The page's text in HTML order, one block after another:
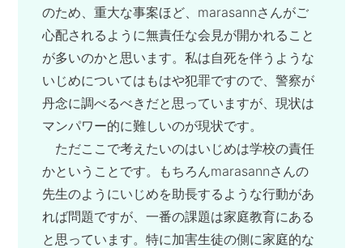
のため、重大な事案ほど、marasannさんがご
心配されるように無責任な会見が開かれること
が多いのかと思います。私は自死を伴うような
いじめについてはもはや犯罪ですので、警察が
丹念に調べるべきだと思っていますが、現状は
マンパワー的に難しいのが現状です。
ただここで考えたいのはいじめは学校の責任
かということです。もちろんmarasannさんの
先生のようにいじめを助長するような行動があ
れば問題ですが、一番の課題は家庭教育にある
と思っています。特に加害生徒の側に家庭的な